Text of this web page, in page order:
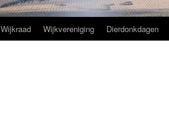
Wijkraad Wijkvereniging Dierdonkdagen